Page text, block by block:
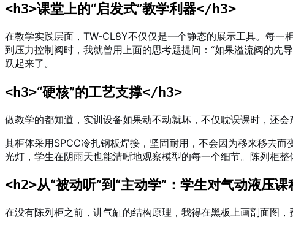
<h3>课堂上的“启发式”教学利器</h3>
在教学实践层面，TW-CL8Y不仅仅是一个静态的展示工具。每一
到压力控制阀时，我就曾用上面的思考题提问：“如果溢流阀的先
跃起来了。
<h3>“硬核”的工艺支撑</h3>
做教学的都知道，实训设备如果动不动就坏，不仅耽误课时，还
其柜体采用SPCC冷扎钢板焊接，坚固耐用，不会因为移来移去而
光灯，学生在阴雨天也能清晰地观察模型的每一个细节。陈列柜整
<h2>从“被动听”到“主动学”：学生对气动液压
在没有陈列柜之前，讲气缸的结构原理，我得在黑板上画剖面图